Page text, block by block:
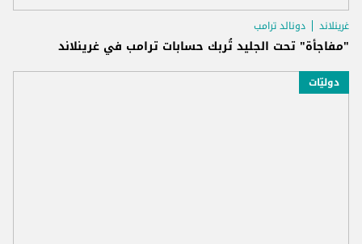
غرينلاند دونالد ترامب
"مفاجأة" تحت الجليد تُربك حسابات ترامب في غرينلاند
دوليّات